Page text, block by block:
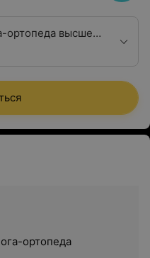
ортопеда высшей
ортопеда